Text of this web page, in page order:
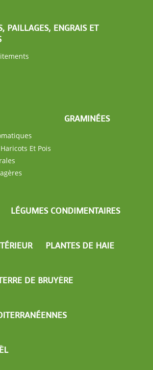
PAILLAGES, ENGRAIS ET
Et Pois
GRAMINÉES
LÉGUMES CONDIMENTAIRES
PLANTES DE HAIE
DE BRUYÈRE